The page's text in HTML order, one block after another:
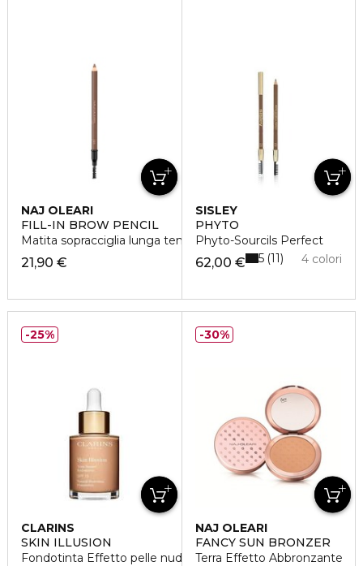
NAJ OLEARI
FILL-IN BROW PENCIL
Matita sopracciglia lunga tenuta
21,90 €
SISLEY
PHYTO
Phyto-Sourcils Perfect
62,00 € 4 colori
5 11
CLARINS
SKIN ILLUSION
Fondotinta Effetto pelle nuda e idratazione
25%
NAJ OLEARI
FANCY SUN BRONZER
Terra Effetto Abbronzante
30%